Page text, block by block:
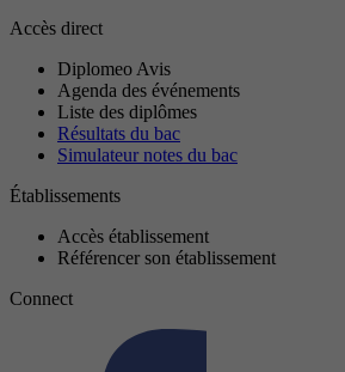
Accès direct
Diplomeo Avis
Agenda des événements
Liste des diplômes
Résultats du bac
Simulateur notes du bac
Établissements
Accès établissement
Référencer son établissement
Connect